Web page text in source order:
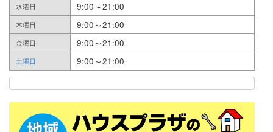
水曜日 9:00～21:00
木曜日 9:00～21:00
金曜日 9:00～21:00
土曜日 9:00～21:00